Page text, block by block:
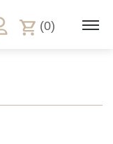
(0)